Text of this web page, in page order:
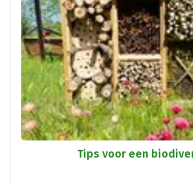
Tips voor een